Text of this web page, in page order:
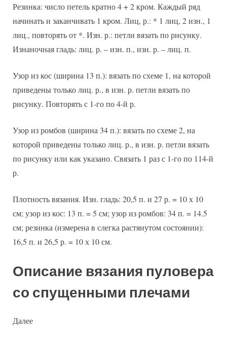
Резинка: число петель кратно 4 + 2 кром. Каждый ряд
начинать и заканчивать 1 кром. Лиц, р.: * 1 лиц, 2 изн., 1
лиц., повторять от *. Изн. р.: петли вязать по рисунку.
Изнаночная гладь: лиц. р. – изн. п., изн. р. – лиц. п.
Узор из кос (ширина 13 п.): вязать по схеме 1, на которой
приведены только лиц. р., в изн. р. петли вязать по
рисунку. Повторять с 1-го по 4-й р.
Узор из ромбов (ширина 34 п.): вязать по схеме 2, на
которой приведены только лиц. р., в изн. р. петли вязать
по рисунку или как указано. Связать 1 раз с 1-го по 114-й
р.
Плотность вязания. Изн. гладь: 20,5 п. и 27 р. = 10 х 10
см; узор из кос: 13 п. = 5 см; узор из ромбов: 34 п. = 14.5
см; резинка (измерена в слегка растянутом состоянии):
16,5 п. и 26,5 р. = 10 х 10 см.
Описание вязания пуловера
со спущенными плечами
Далее